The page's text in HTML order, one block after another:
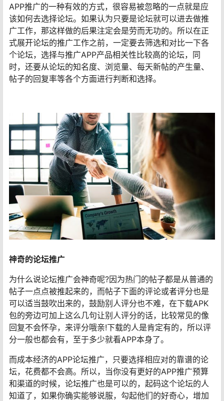
APP推广的一种有效的方式，很容易被忽略的一点就是应
该如何去选择论坛。如果认为只要是论坛就可以进去做推
广工作，那这样做的后果注定会是劳而无功的。所以在正
式展开论坛的推广工作之前，一定要去筛选和对比一下各
个论坛，选择与推广APP产品相关性比较高的论坛，同
时，还要从论坛的知名度、浏览量、每天新帖的产生量、
帖子的回复率等各个方面进行判断和选择。
神奇的论坛推广
为什么说论坛推广会神奇呢?因为热门的帖子都是从普通的
帖子一点点被推起来的，而帖子下面的评论或者评分也是
可以适当鼓吹出来的，鼓励别人评分也不难，在下载APK
包的旁边可加上这么几句让别人评分的话，比较常见的像
回复不会怀孕，来评分哦亲!下载的人是肯定有的，所以评
分一般也都会有，至于多少就看APP本身了。
而成本经济的APP论坛推广，只要选择相应对的靠谱的论
坛，花费都不会高。所以，当你没有更好的APP推广预算
和渠道的时候，论坛推广也是可以的，起码这个论坛的人
知道了，如果你确实能够说服，勾起他们的好奇心，增加